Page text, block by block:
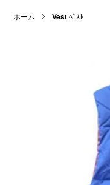
ホーム Vestﾍﾞｽﾄ